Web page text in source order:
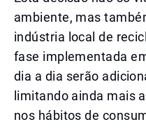
ambiente, mas
indústria local de
fase implementada
dia a dia serão
limitando ainda mais
nos hábitos de